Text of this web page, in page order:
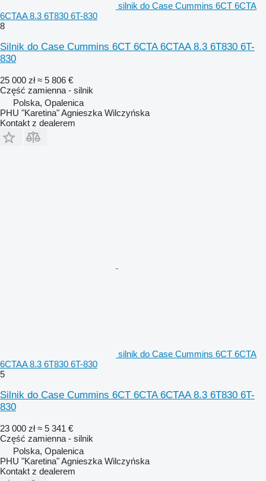
silnik do Case Cummins 6CT 6CTA
6CTAA 8.3 6T830 6T-830
8
Silnik do Case Cummins 6CT 6CTA 6CTAA 8.3 6T830 6T-
830
25 000 zł ≈ 5 806 €
Część zamienna - silnik
Polska, Opalenica
PHU "Karetina" Agnieszka Wilczyńska
Kontakt z dealerem
silnik do Case Cummins 6CT 6CTA
6CTAA 8.3 6T830 6T-830
5
Silnik do Case Cummins 6CT 6CTA 6CTAA 8.3 6T830 6T-
830
23 000 zł ≈ 5 341 €
Część zamienna - silnik
Polska, Opalenica
PHU "Karetina" Agnieszka Wilczyńska
Kontakt z dealerem